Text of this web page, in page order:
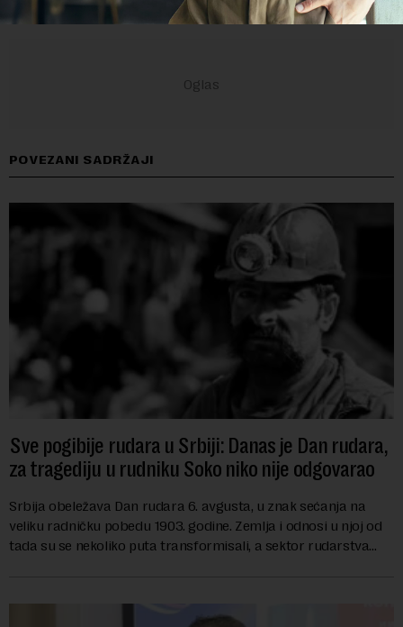
POVEZANI SADRŽAJI
Sve pogibije rudara u Srbiji: Danas je Dan rudara,
za tragediju u rudniku Soko niko nije odgovarao
Srbija obeležava Dan rudara 6. avgusta, u znak sećanja na
veliku radničku pobedu 1903. godine. Zemlja i odnosi u njoj od
tada su se nekoliko puta transformisali, a sektor rudarstva